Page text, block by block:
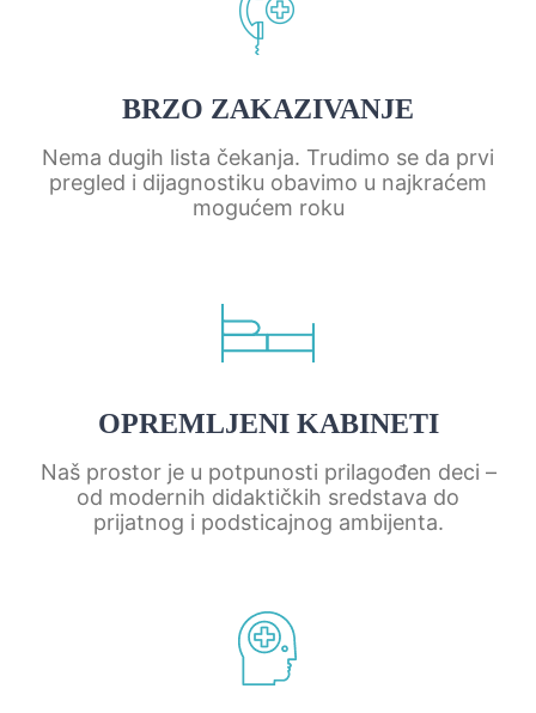
BRZO ZAKAZIVANJE
Nema dugih lista čekanja. Trudimo se da prvi
pregled i dijagnostiku obavimo u najkraćem
mogućem roku
OPREMLJENI KABINETI
Naš prostor je u potpunosti prilagođen deci –
od modernih didaktičkih sredstava do
prijatnog i podsticajnog ambijenta.